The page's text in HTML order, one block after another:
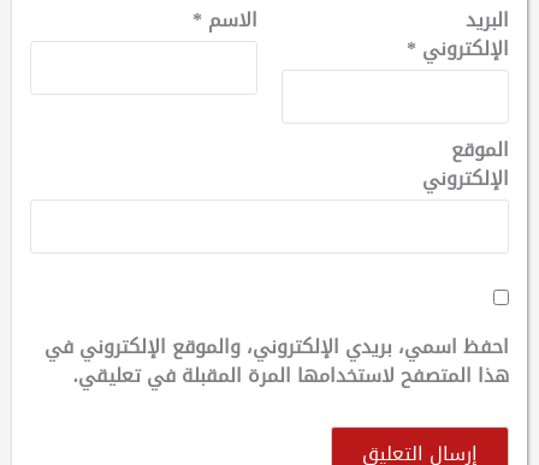
الاسم * البريد
الإلكتروني *
الموقع
الإلكتروني
احفظ اسمي، بريدي الإلكتروني، والموقع الإلكتروني في
هذا المتصفح لاستخدامها المرة المقبلة في تعليقي.